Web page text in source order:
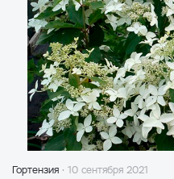
Гортензия 10 сентября 2021